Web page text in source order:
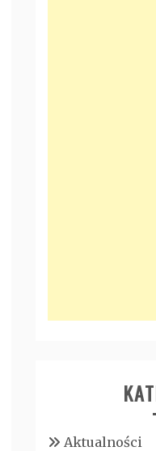
Aktualności